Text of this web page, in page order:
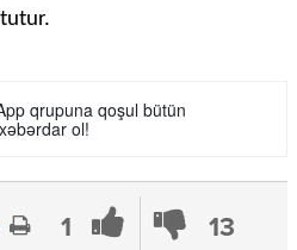
qrupuna qoşul bütün
ol!
1 13